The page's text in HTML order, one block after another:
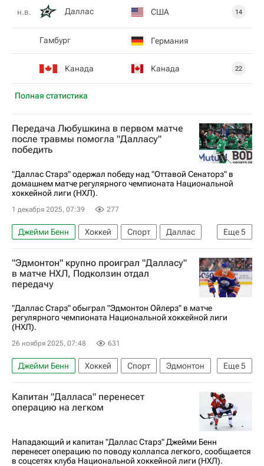
Полная статистика
н.в. Даллас США 14
Гамбург Германия
Канада Канада 22
Передача Любушкина в первом матче
после травмы помогла "Далласу"
победить
"Даллас Старз" одержал победу над "Оттавой Сенаторз" в
домашнем матче регулярного чемпионата Национальной
хоккейной лиги (НХЛ).
1 декабря 2025, 07:39 277
Еще5
Джейми Бенн Хоккей Спорт
Даллас
Илья Любушкин
Джейсон Робертсон
Даллас Старз
Оттава Сенаторз
Национальная хоккейная лига (НХЛ)
"Эдмонтон" крупно проиграл "Далласу"
в матче НХЛ, Подколзин отдал
передачу
"Даллас Старз" обыграл "Эдмонтон Ойлерз" в матче
регулярного чемпионата Национальной хоккейной лиги
(НХЛ).
26 ноября 2025, 07:48 631
Еще5
Джейми Бенн Хоккей Спорт
Эдмонтон
Роопе Хинц
Василий Подколзин
Даллас Старз
Эдмонтон Ойлерз
Капитан "Далласа" перенесет
операцию на легком
Нападающий и капитан "Даллас Старз" Джейми Бенн
перенесет операцию по поводу коллапса легкого, сообщается
в соцсетях клуба Национальной хоккейной лиги (НХЛ).